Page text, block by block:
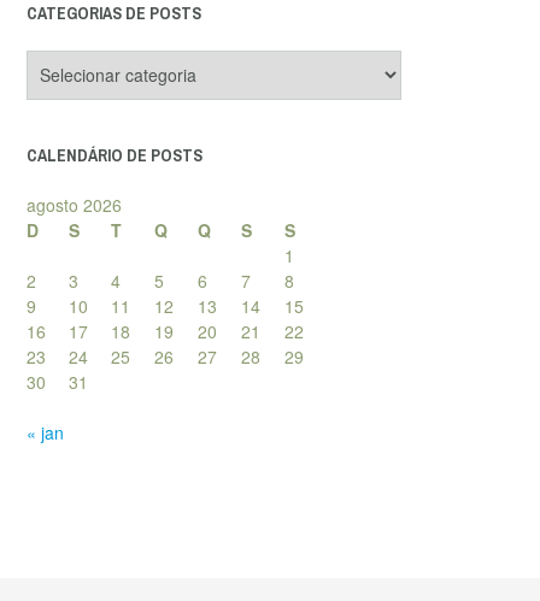
CATEGORIAS DE POSTS
de
CALENDÁRIO DE POSTS
agosto 2026
D
S T Q Q S
S
1
2
3 4 5 6 7
8
9
10 11 12 13 14
15
16
17 18 19 20 21
22
23
24 25 26 27 28
29
30
31
« jan